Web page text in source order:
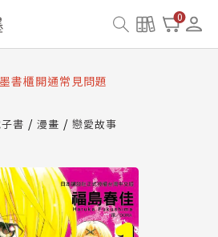
0
讀墨系統維護中，本站同步暫
數位閱讀資產合併與書櫃開通申請
書櫃開通常見問題
服務升級重要說明及資產合併結果
讀墨系統維護中，本站同步暫
書 漫畫
戀愛故事